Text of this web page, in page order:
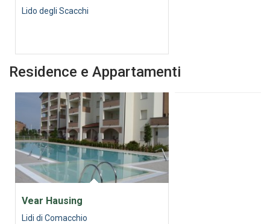
Lido degli Scacchi
Residence e Appartamenti
Vear Hausing
Lidi di Comacchio